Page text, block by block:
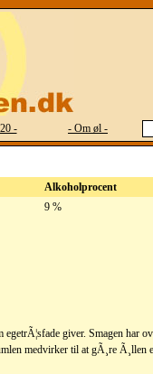
- - Om øl -
Alkoholprocent
9 %
giver. Smagen har
medvirker til at gÃ¸re Ã¸llen